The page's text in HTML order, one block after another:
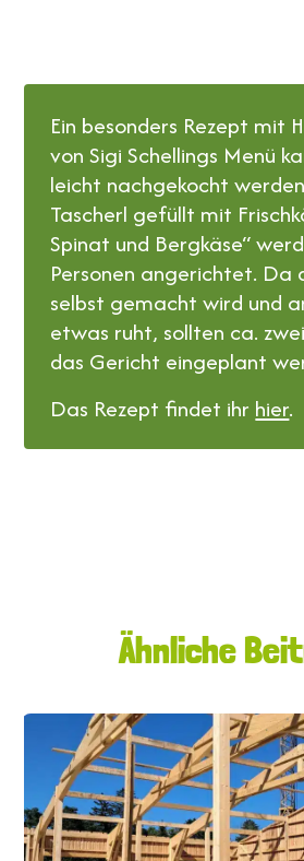
Ein besonders Rezept mit
von Sigi Schellings Menü
leicht nachgekocht
Tascherl gefüllt mit
Spinat und Bergkäse“
Personen angerichtet. Da
selbst gemacht wird und
etwas ruht, sollten ca.
das Gericht eingeplant
Das Rezept findet ihr hier.
Ähnliche